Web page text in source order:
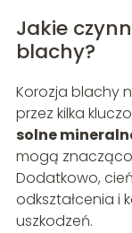
Jakie
blachy?
Korozja blachy
przez kilka
solne
mogą
Dodatkowo,
odkształcenia i
uszkodzeń.